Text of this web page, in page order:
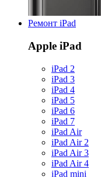
Ремонт iPad
Apple iPad
iPad 2
iPad 3
iPad 4
iPad 5
iPad 6
iPad 7
iPad Air
iPad Air 2
iPad Air 3
iPad Air 4
iPad mini